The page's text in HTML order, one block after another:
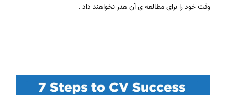
وقت خود را برای مطالعه ی آن هدر نخواهند داد .